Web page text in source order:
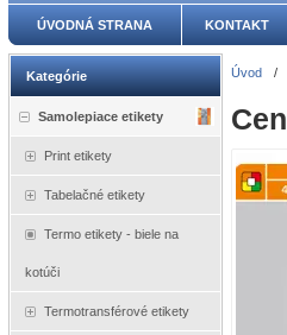
ÚVODNÁ STRANA KONTAKT
Kategórie
Samolepiace etikety
Print etikety
Tabelačné etikety
Termo etikety - biele na
kotúči
Termotransférové etikety
Úvod /